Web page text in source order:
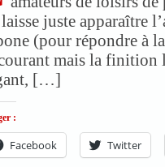
« Chasse »
en
bois
de
cerf
juste apparaître
(pour répondre à
mais la finition
[…]
:
Facebook Twitter